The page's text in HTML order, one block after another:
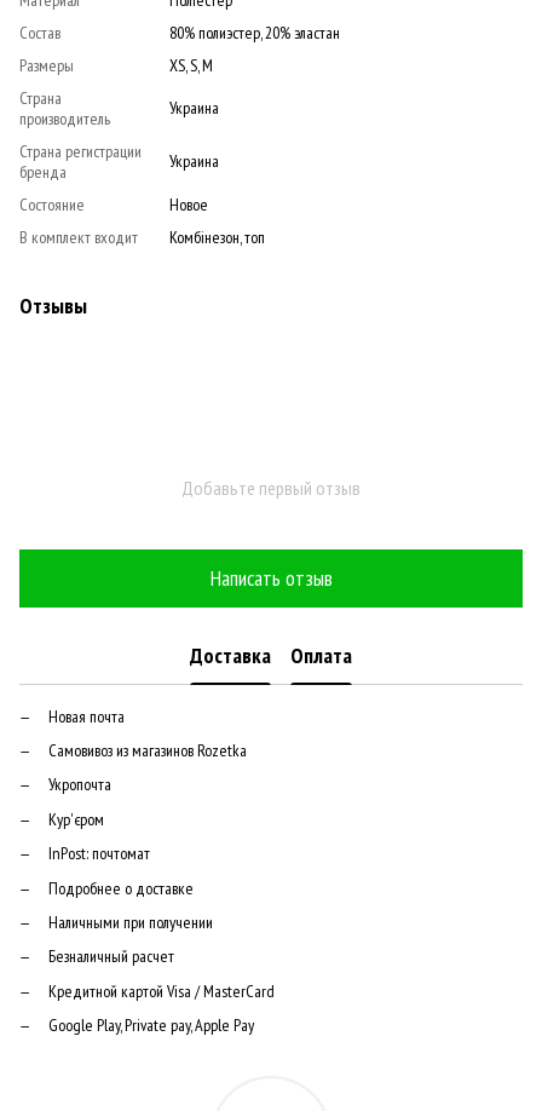
Состав
80% полиэстер, 20% эластан
Размеры
XS, S, M
Страна
производитель
Украина
Страна регистрации
бренда
Украина
Состояние
Новое
В комплект входит
Комбінезон, топ
Отзывы
Добавьте первый отзыв
Написать отзыв
Доставка Оплата
Новая почта
Самовивоз из магазинов Rozetka
Укропочта
Кур'єром
InPost: почтомат
Подробнее о доставке
Наличными при получении
Безналичный расчет
Кредитной картой Visa / MasterCard
Google Play, Private pay, Apple Pay